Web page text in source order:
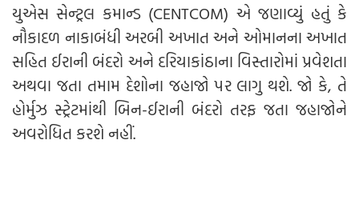
યુએસ સેન્ટ્રલ કમાન્ડ (CENTCOM) એ જણાવ્યું હતું કે
નૌકાદળ નાકાબંધી અરબી અખાત અને ઓમાનના અખાત
સહિત ઈરાની બંદરો અને દરિયાકાંઠાના વિસ્તારોમાં પ્રવેશતા
અથવા જતા તમામ દેશોના જહાજો પર લાગુ થશે. જો કે, તે
હોર્મુઝ સ્ટ્રેટમાંથી બિન-ઈરાની બંદરો તરફ જતા જહાજોને
અવરોધિત કરશે નહીં.